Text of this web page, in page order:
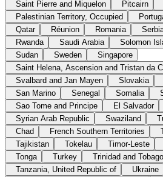
Saint Pierre and Miquelon
Pitcairn
Palestinian Territory, Occupied
Qatar
Réunion Romania
Rwanda
Saudi Arabia Solomon
Sudan
Sweden
Singapore
Saint Helena, Ascension and Tristan da
Svalbard and Jan Mayen
Slovakia
San Marino
Senegal Somalia
Sao Tome and Principe
El Salvador
Syrian Arab Republic
Swaziland
Chad
French Southern Territories
Tajikistan
Tokelau Timor-Leste
Tonga
Turkey Trinidad and Tobago
Tanzania, United Republic of
Ukraine